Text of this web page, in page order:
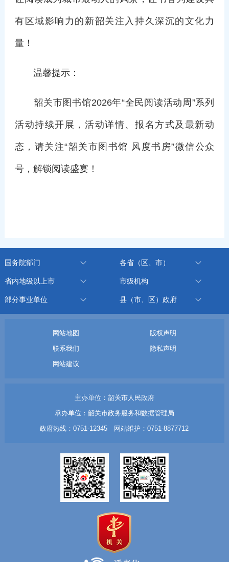
有区域影响力的新韶关注入持久深沉的文化力
量！
温馨提示：
韶关市图书馆2026年“全民阅读活动周”系列
活动持续开展，活动详情、报名方式及最新动
态，请关注“韶关市图书馆 风度书房”微信公众
号，解锁阅读盛宴！
国务院部门 各省（区、市）
省内地级以上市 市级机构
部分事业单位 县（市、区）政府
网站地图
版权声明
联系我们
隐私声明
网站建议
主办单位：韶关市人民政府
承办单位：韶关市政务服务和数据管理局
政府热线：0751-12345 网站维护：0751-8877712